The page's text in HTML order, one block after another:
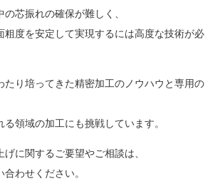
芯振れの確保が難しく、
粗度を安定して実現するには高度な技術が必
たり培ってきた精密加工のノウハウと専用の
領域の加工にも挑戦しています。
に関するご要望やご相談は、
わせください。